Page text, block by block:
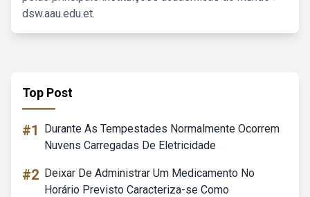
dsw.aau.edu.et.
Top Post
#1
Durante As Tempestades Normalmente Ocorrem
Nuvens Carregadas De Eletricidade
#2 Deixar De Administrar Um Medicamento No
Horário Previsto Caracteriza-se Como